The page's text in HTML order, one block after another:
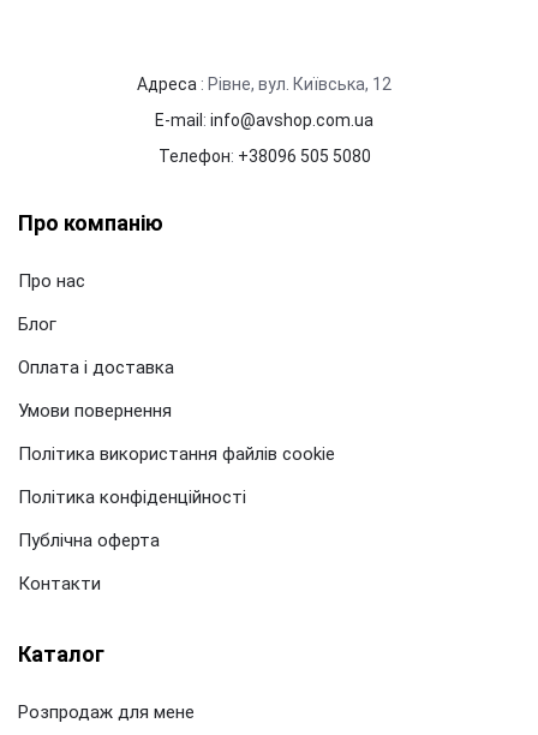
Адреса : Рівне, вул. Київська, 12
E-mail : info@avshop.com.ua
Телефон: +38096 505 5080
Про компанію
Про нас
Блог
Оплата і доставка
Умови повернення
Політика використання файлів cookie
Політика конфіденційності
Публічна оферта
Контакти
Каталог
Розпродаж для мене